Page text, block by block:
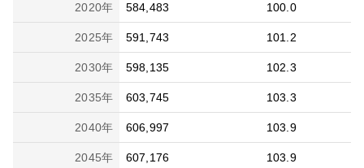
2020年 584,483 100.0
2025年 591,743 101.2
2030年 598,135 102.3
2035年 603,745 103.3
2040年 606,997 103.9
2045年 607,176 103.9